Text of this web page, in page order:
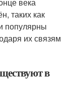
таких как
популярны
их связям
в